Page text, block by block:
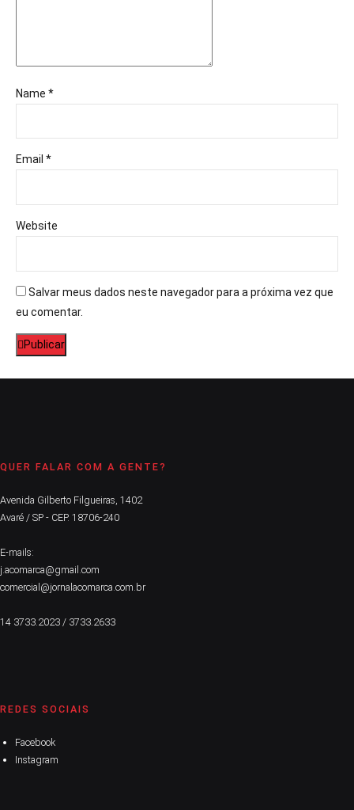
Name *
Email *
Website
Salvar meus dados neste navegador para a próxima vez que
eu comentar.
Publicar
QUER FALAR COM A GENTE?
Avenida Gilberto Filgueiras, 1402
Avaré / SP - CEP. 18706-240
E-mails:
j.acomarca@gmail.com
comercial@jornalacomarca.com.br
14 3733.2023 / 3733.2633
REDES SOCIAIS
Facebook
Instagram